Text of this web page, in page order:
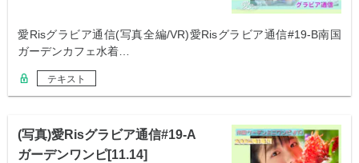
愛Risグラビア通信(写真全編/VR)愛Risグラビア通信#19-B南国
ガーデンカフェ水着…
テキスト
(写真)愛Risグラビア通信#19-A
ガーデンワンピ[11.14]